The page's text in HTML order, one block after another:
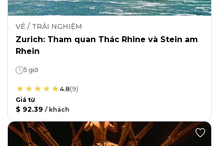
VÉ / TRẢI NGHIỆM
Zurich: Tham quan Thác Rhine và Stein am
Rhein
5 giờ
4.8(9)
Giá từ
$ 92.39 / khách